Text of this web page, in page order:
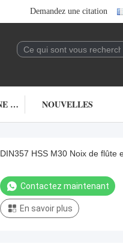
Demandez une citation
DEMANDEZ UNE CITATION NOUVELLES
DIN357 HSS M30 Noix de flûte
Contactez maintenant
En savoir plus